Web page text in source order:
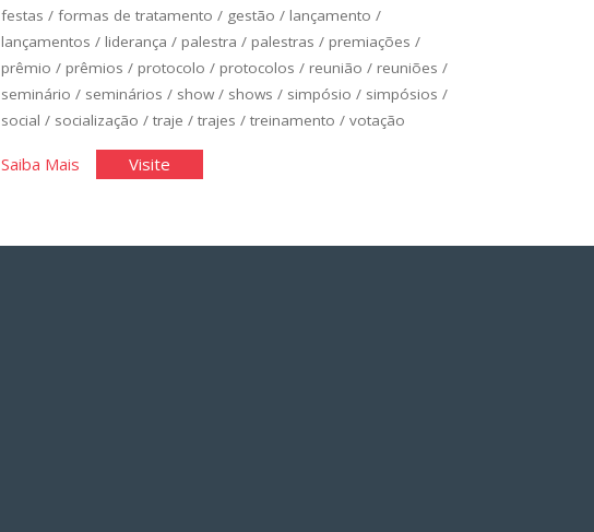
festas / formas de tratamento / gestão / lançamento /
lançamentos / liderança / palestra / palestras / premiações /
prêmio / prêmios / protocolo / protocolos / reunião / reuniões /
seminário / seminários / show/ shows / simpósio / simpósios /
social / socialização / traje / trajes / treinamento / votação
Saiba Mais"Cerimonial
Visite"Cerimonial